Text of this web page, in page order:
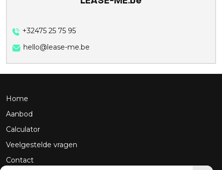
+32475 25 75 95
hello@lease-me.be
Home
Aanbod
Calculator
Veelgestelde vragen
Contact